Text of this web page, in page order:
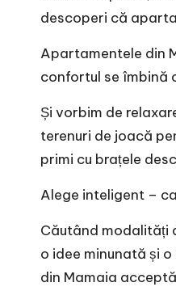
descoperi că
Apartamentele din
confortul se îmbină
Și vorbim de
terenuri de joacă
primi cu brațele
Alege inteligent –
Căutând modalități
o idee minunată și
din Mamaia